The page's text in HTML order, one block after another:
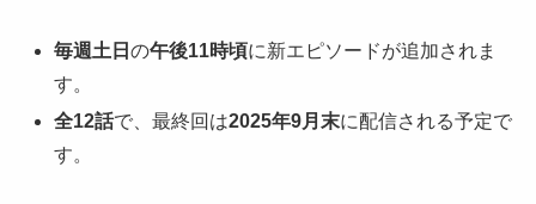
毎週土日の午後11時頃に新エピソードが追加されま
す。
全12話で、最終回は2025年9月末に配信される予定で
す。